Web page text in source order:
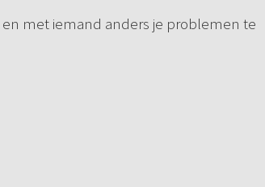
met iemand anders je problemen te